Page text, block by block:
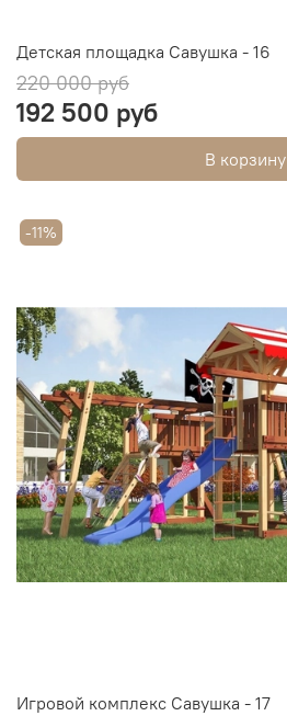
Детская площадка Савушка - 16
220 000 руб
192 500 руб
В корзину
-11%
Игровой комплекс Савушка - 17